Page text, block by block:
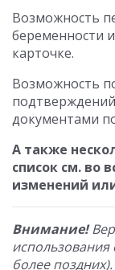
Возможность
беременности
карточке.
Возможность
документами
А также
список см. во
изменений
Внимание!
более поздних).